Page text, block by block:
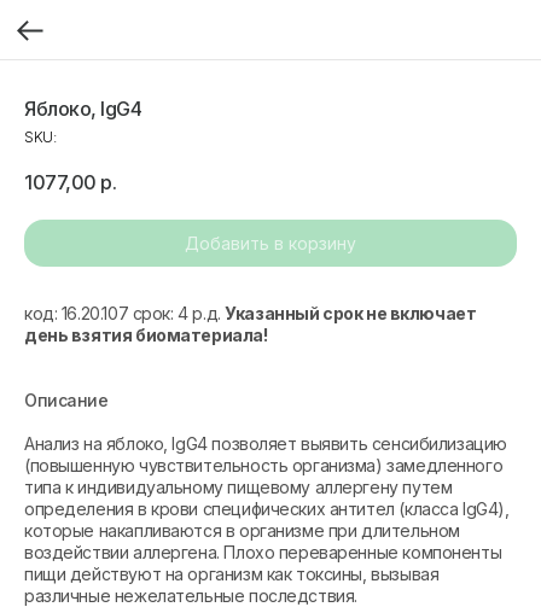
Яблоко, IgG4
SKU:
1077,00 р.
Добавить в корзину
код: 16.20.107 срок: 4 р.д.Указанный срок не включает
день взятия биоматериала!
Описание
Анализ на яблоко, IgG4 позволяет выявить сенсибилизацию
(повышенную чувствительность организма) замедленного
типа к индивидуальному пищевому аллергену путем
определения в крови специфических антител (класса IgG4),
которые накапливаются в организме при длительном
воздействии аллергена. Плохо переваренные компоненты
пищи действуют на организм как токсины, вызывая
различные нежелательные последствия.